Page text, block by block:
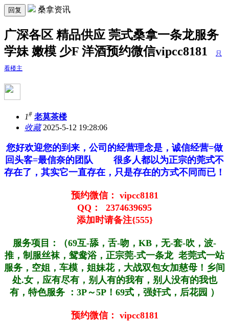
回复 桑拿资讯
广深各区 精品供应 莞式桑拿一条龙服务
学妹 嫩模 少F 洋酒预约微信vipcc8181
只
看楼主
1# 老莫茶楼
收藏2025-5-12 19:28:06
您好欢迎您的到来，公司的经营理念是，诚信经营=做
回头客=最信奈的团队 很多人都以为正宗的莞式不
存在了，其实它一直存在，只是存在的方式不同而已！
预约微信： vipcc8181
QQ： 2374639695
添加时请备注{555}
服务项目：（69互-舔，舌-吻，KB，无-套-吹，波-
推，制服丝袜，鸳鸯浴，正宗莞-式一条龙 老莞式一站
服务，空姐，车模，姐妹花，大战双包女加慈母！乡间
处.女，应有尽有，别人有的我有，别人没有的我也
有，特色服务 ：3P～5P！69式，强奸式，后花园 ）
预约微信： vipcc8181